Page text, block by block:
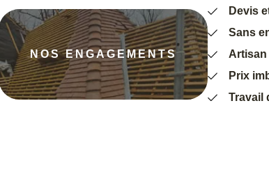
NOS ENGAGEMENTS
Devis
Sans
Prix
Travail